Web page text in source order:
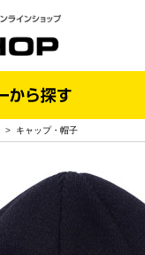
> キャップ・帽子